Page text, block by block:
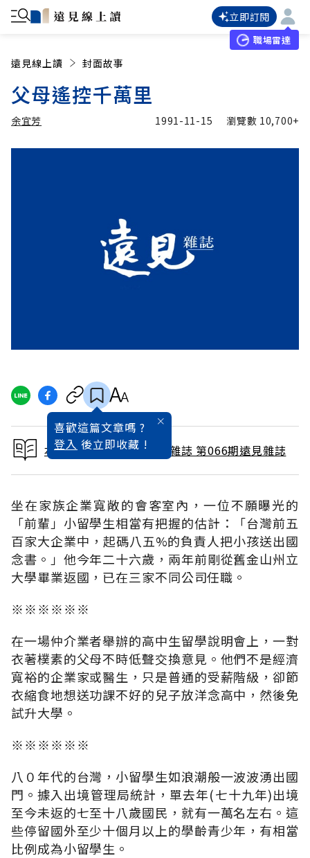
立即訂閱
職場雷達
遠見線上讀 封面故事
父母遙控千萬里
余宜芳 1991-11-15 瀏覽數 10,700+
喜歡這篇文章嗎 ?
登入 後立即收藏 !
本文出自 1991 / 12月號雜誌 第066期遠見雜誌
坐在家族企業寬敞的會客室內，一位不願曝光的
「前輩」小留學生相當有把握的估計：「台灣前五
百家大企業中，起碼八五%的負責人把小孩送出國
念書。」他今年二十六歲，兩年前剛從舊金山州立
大學畢業返國，已在三家不同公司任職。
※※※※※※
在一場仲介業者舉辦的高中生留學說明會上，一對
衣著樸素的父母不時低聲交換意見。他們不是經濟
寬裕的企業家或醫生，只是普通的受薪階級，卻節
衣縮食地想送功課不好的兒子放洋念高中，然後免
試升大學。
※※※※※※
八０年代的台灣，小留學生如浪潮般一波波湧出國
門。據入出境管理局統計，單去年(七十九年)出境
至今未返的七至十八歲國民，就有一萬名左右。這
些停留國外至少十個月以上的學齡青少年，有相當
比例成為小留學生。